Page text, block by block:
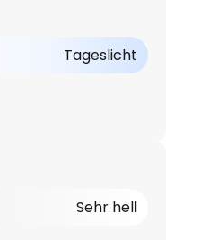
Tageslicht
Sehr hell